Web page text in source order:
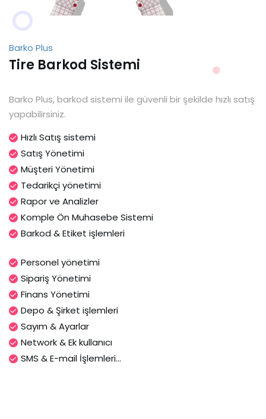
Barko Plus
Tire Barkod Sistemi
Barko Plus, barkod sistemi ile güvenli bir şekilde hızlı satış
yapabilirsiniz.
Hızlı Satış sistemi
Satış Yönetimi
Müşteri Yönetimi
Tedarikçi yönetimi
Rapor ve Analizler
Komple Ön Muhasebe Sistemi
Barkod & Etiket işlemleri
Personel yönetimi
Sipariş Yönetimi
Finans Yönetimi
Depo & Şirket işlemleri
Sayım & Ayarlar
Network & Ek kullanıcı
SMS & E-mail İşlemleri...